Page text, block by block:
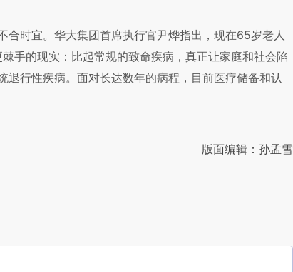
合时宜。华大集团首席执行官尹烨指出，现在65岁老人
手的现实：比起常规的致命疾病，真正让家庭和社会陷
行性疾病。面对长达数年的病程，目前医疗储备和认
版面编辑：孙孟雪